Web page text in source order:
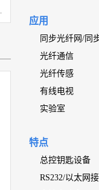
应用
同步光纤网/同
光纤通信
光纤传感
有线电视
实验室
特点
总控钥匙设备
RS232/以太网